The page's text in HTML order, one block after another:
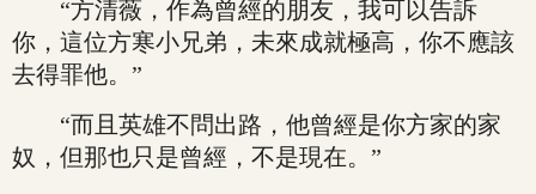
“方清薇，作為曾經的朋友，我可以告訴
你，這位方寒小兄弟，未來成就極高，你不應該
去得罪他。”
“而且英雄不問出路，他曾經是你方家的家
奴，但那也只是曾經，不是現在。”